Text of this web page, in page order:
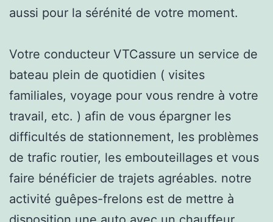
aussi pour la sérénité de votre moment.
Votre conducteur VTCassure un service de
bateau plein de quotidien ( visites
familiales, voyage pour vous rendre à votre
travail, etc. ) afin de vous épargner les
difficultés de stationnement, les problèmes
de trafic routier, les embouteillages et vous
faire bénéficier de trajets agréables. notre
activité guêpes-frelons est de mettre à